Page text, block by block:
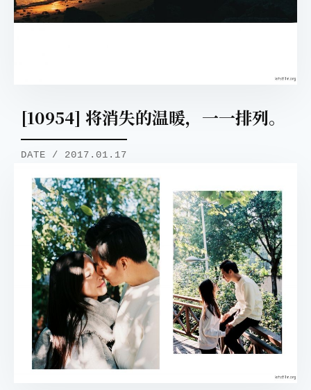
[10954] 将消失的温暖，一一排列。
DATE / 2017.01.17